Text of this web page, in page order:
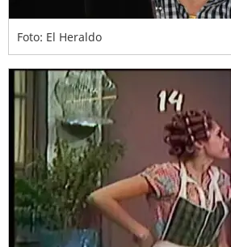
Foto: El Heraldo